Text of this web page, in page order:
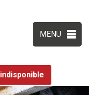
MENU
indisponible